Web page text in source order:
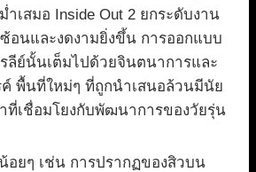
ำเสมอ Inside Out 2 ยกระดับงาน
อนและงดงามยิ่งขึ้น การออกแบบ
ลีย์นั้นเต็มไปด้วยจินตนาการและ
ค์ พื้นที่ใหม่ๆ ที่ถูกนำเสนอล้วนมีนัย
ที่เชื่อมโยงกับพัฒนาการของวัยรุ่น
น้อยๆ เช่น การปรากฏของสิวบน